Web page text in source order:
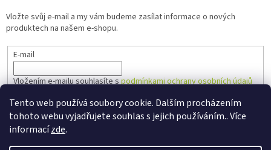
Tento web používá soubory cookie. Dalším procházením
tohoto webu vyjadřujete souhlas s jejich používáním.. Více
informacízde.
Vložte svůj e-mail a my vám budeme zasílat informace o nových
produktech na našem e-shopu.
E-mail
Vložením e-mailu souhlasíte spodmínkami ochrany osobních údajů
PŘIHLÁSIT SE